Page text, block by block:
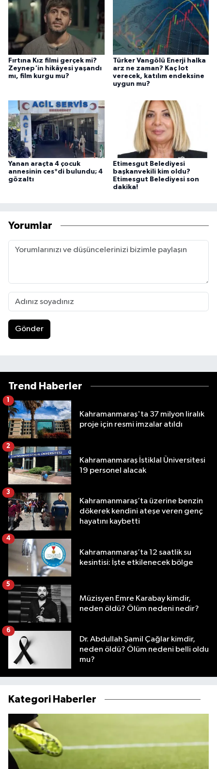
Fırtına Kız filmi gerçek mi?
Zeynep'in hikâyesi yaşandı
mı, film kurgu mu?
Türker Vangölü Enerji halka
arz ne zaman? Kaç lot
verecek, katılım endeksine
uygun mu?
Yanan araçta 4 çocuk
annesinin ces*di bulundu; 4
gözaltı
Etimesgut Belediyesi
başkanvekili kim oldu?
Etimesgut Belediyesi son
dakika!
Yorumlar
Gönder
Trend Haberler
Kahramanmaraş'ta 37 milyon liralık
proje için resmi imzalar atıldı
1
Kahramanmaraş İstiklal Üniversitesi
19 personel alacak
2
Kahramanmaraş’ta üzerine benzin
dökerek kendini ateşe veren genç
hayatını kaybetti
3
Kahramanmaraş’ta 12 saatlik su
kesintisi: İşte etkilenecek bölge
4
Müzisyen Emre Karabay kimdir,
neden öldü? Ölüm nedeni nedir?
5
Dr. Abdullah Şamil Çağlar kimdir,
neden öldü? Ölüm nedeni belli oldu
mu?
6
Kategori Haberler